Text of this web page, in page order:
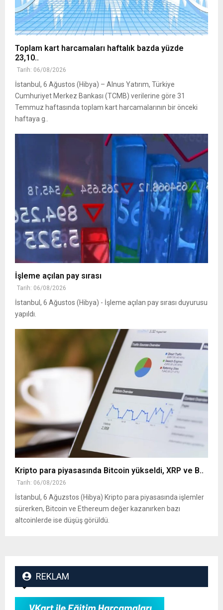
Toplam kart harcamaları haftalık bazda yüzde
23,10..
Tarih: 06/08/2026
İstanbul, 6 Ağustos (Hibya) – Alnus Yatırım, Türkiye
Cumhuriyet Merkez Bankası (TCMB) verilerine göre 31
Temmuz haftasında toplam kart harcamalarının bir önceki
haftaya g..
İşleme açılan pay sırası
Tarih: 06/08/2026
İstanbul, 6 Ağustos (Hibya) - İşleme açılan pay sırası duyurusu
yapıldı.
Kripto para piyasasında Bitcoin yükseldi, XRP ve B..
Tarih: 06/08/2026
İstanbul, 6 Ağuzstos (Hibya) Kripto para piyasasında işlemler
sürerken, Bitcoin ve Ethereum değer kazanırken bazı
altcoinlerde ise düşüş görüldü.
REKLAM